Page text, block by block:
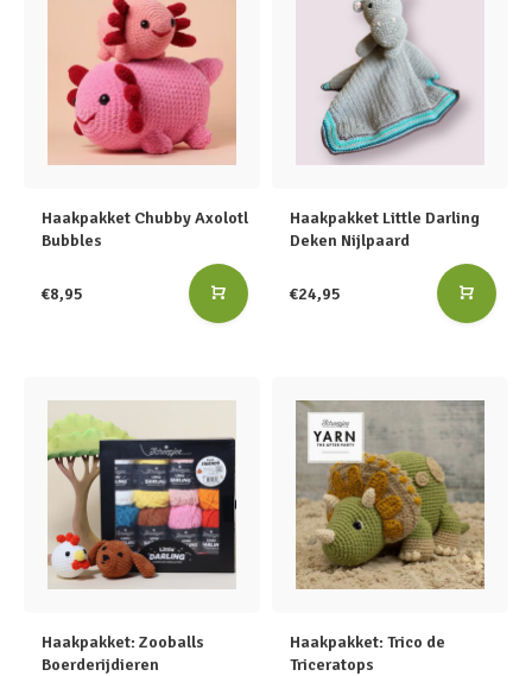
Haakpakket Chubby Axolotl
Bubbles
€8,95
Haakpakket Little Darling
Deken Nijlpaard
€24,95
Haakpakket: Zooballs
Boerderijdieren
Haakpakket: Trico de
Triceratops